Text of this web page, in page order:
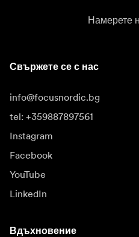
Намерете
Свържете се с нас
info@focusnordic.bg
tel: +359887897561
Instagram
Facebook
YouTube
LinkedIn
Вдъхновение